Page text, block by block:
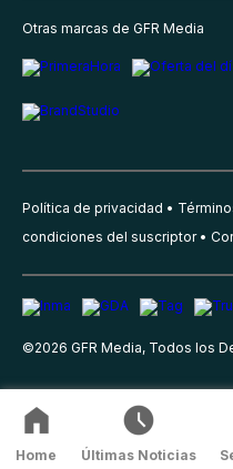
Otras marcas de GFR Media
Política de privacidad
condiciones del suscriptor
©2026 GFR Media, Todos los
Home Últimas Noticias